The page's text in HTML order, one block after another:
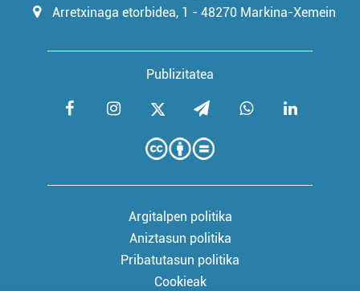
Arretxinaga etorbidea, 1 - 48270 Markina-Xemein
Publizitatea
Argitalpen politika
Aniztasun politika
Pribatutasun politika
Cookieak